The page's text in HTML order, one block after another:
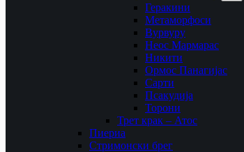
Геракини
Метаморфоси
Вурвуру
Неос Мармарас
Никити
Ормос Панагијас
Сарти
Псакудија
Торони
Трет крак – Атос
Пиериа
Стримонски брег